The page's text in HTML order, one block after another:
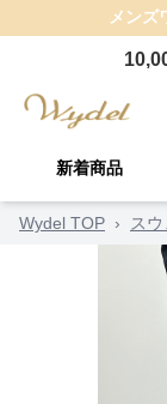
メンズ
新着商品
Wydel TOP › ス